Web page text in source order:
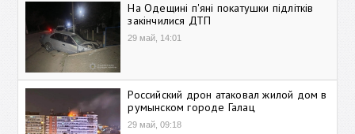
На Одещині п'яні покатушки підлітків
закінчилися ДТП
29 май, 14:01
Российский дрон атаковал жилой дом в
румынском городе Галац
29 май, 09:18